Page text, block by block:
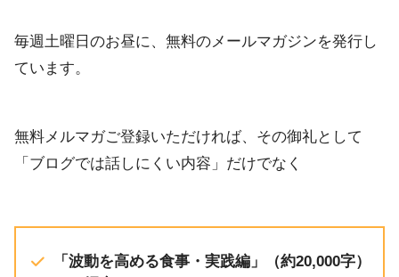
毎週土曜日のお昼に、無料のメールマガジンを発行し
ています。
無料メルマガご登録いただければ、その御礼として
「ブログでは話しにくい内容」だけでなく
「波動を高める食事・実践編」（約20,000字）